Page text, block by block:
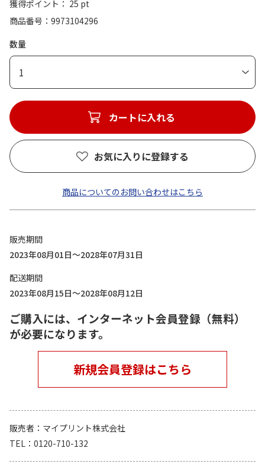
獲得ポイント： 25 pt
商品番号
9973104296
数量
1
カートに入れる
お気に入りに登録する
商品についてのお問い合わせはこちら
販売期間
2023年08月01日～2028年07月31日
配送期間
2023年08月15日～2028年08月12日
ご購入には、インターネット会員登録（無料）
が必要になります。
新規会員登録はこちら
販売者
マイプリント株式会社
TEL
0120-710-132